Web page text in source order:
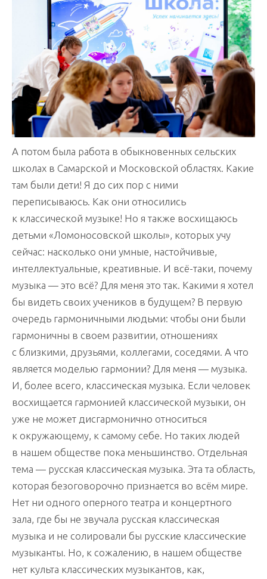
А потом была работа в обыкновенных сельских
школах в Самарской и Московской областях. Какие
там были дети! Я до сих пор с ними
переписываюсь. Как они относились
к классической музыке! Но я также восхищаюсь
детьми «Ломоносовской школы», которых учу
сейчас: насколько они умные, настойчивые,
интеллектуальные, креативные. И всё-таки, почему
музыка — это всё? Для меня это так. Какими я хотел
бы видеть своих учеников в будущем? В первую
очередь гармоничными людьми: чтобы они были
гармоничны в своем развитии, отношениях
с близкими, друзьями, коллегами, соседями. А что
является моделью гармонии? Для меня — музыка.
И, более всего, классическая музыка. Если человек
восхищается гармонией классической музыки, он
уже не может дисгармонично относиться
к окружающему, к самому себе. Но таких людей
в нашем обществе пока меньшинство. Отдельная
тема — русская классическая музыка. Эта та область,
которая безоговорочно признается во всём мире.
Нет ни одного оперного театра и концертного
зала, где бы не звучала русская классическая
музыка и не солировали бы русские классические
музыканты. Но, к сожалению, в нашем обществе
нет культа классических музыкантов, как,